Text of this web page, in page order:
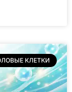
КЛЕТКИ